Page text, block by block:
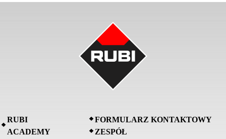
RUBI
ACADEMY
FORMULARZ KONTAKTOWY
ZESPÓŁ